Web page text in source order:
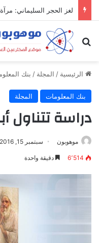
لغز الحجر السليماني:
بحث عن
الرئيسية / المجلة / بنك
بنك المعلومات المجلة
دراسة تتناول
موهوبون سبتمبر 15, 2016
6٬514 دقيقة واحدة